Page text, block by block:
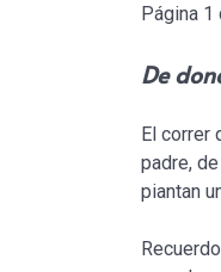
Página 1
De
El correr
padre,
piantan